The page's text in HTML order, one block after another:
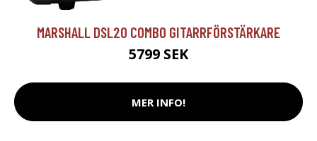
MARSHALL DSL20 COMBO GITARRFÖRSTÄRKARE
5799 SEK
MER INFO!